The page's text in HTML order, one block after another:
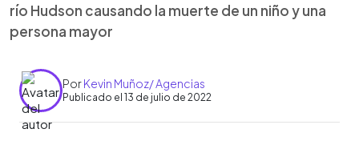
río Hudson causando la muerte de un niño y una
persona mayor
PorKevin Muñoz/ Agencias
Publicado el 13 de julio de 2022